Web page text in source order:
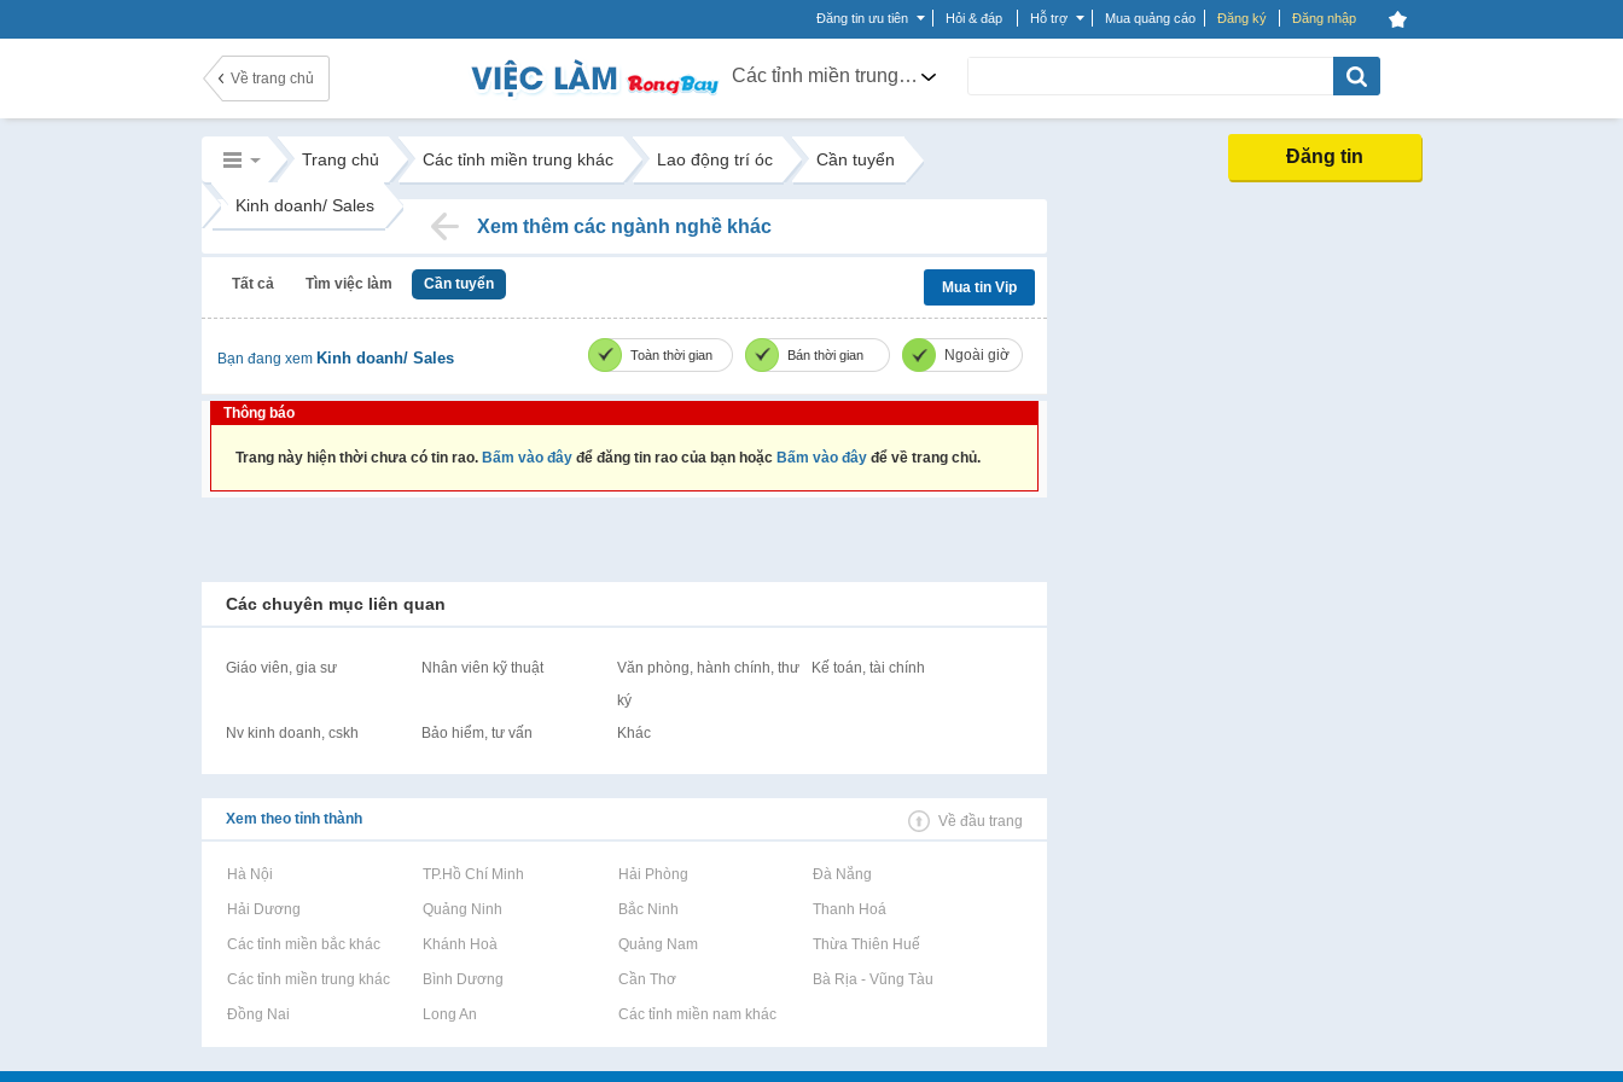
Đăng tin ưu tiên Hỏi & đáp Hỗ trợ Mua quảng cáo Đăng ký Đăng nhập
Về trang chủ Các tỉnh miền trung khác
Trang chủ Các tỉnh miền trung khác Lao động trí óc Cần tuyển
Kinh doanh/ Sales
Đăng tin
Xem thêm các ngành nghề khác
Tất cả Tìm việc làm Cần tuyển Mua tin Vip
Bạn đang xem Kinh doanh/ Sales Toàn thời gian Bán thời gian Ngoài giờ
Thông báo
Trang này hiện thời chưa có tin rao. Bấm vào đây để đăng tin rao của bạn hoặc Bấm vào đây để về trang chủ.
Các chuyên mục liên quan
Giáo viên, gia sư Nhân viên kỹ thuật
Văn phòng, hành chính, thư
ký
Kế toán, tài chính
Nv kinh doanh, cskh Bảo hiểm, tư vấn Khác
Xem theo tỉnh thành Về đầu trang
Rao vặt tại Hà Nội Rao vặt tại TP.Hồ Chí Minh Rao vặt tại Hải Phòng Rao vặt tại Đà Nẵng
Rao vặt tại Hải Dương Rao vặt tại Quảng Ninh Rao vặt tại Bắc Ninh Rao vặt tại Thanh Hoá
Rao vặt tại Các tỉnh miền bắc khácRao vặt tại Khánh Hoà Rao vặt tại Quảng Nam Rao vặt tại Thừa Thiên Huế
Rao vặt tại Các tỉnh miền trung khácRao vặt tại Bình Dương Rao vặt tại Cần Thơ Rao vặt tại Bà Rịa - Vũng Tàu
Rao vặt tại Đồng Nai Rao vặt tại Long An Rao vặt tại Các tỉnh miền nam khác